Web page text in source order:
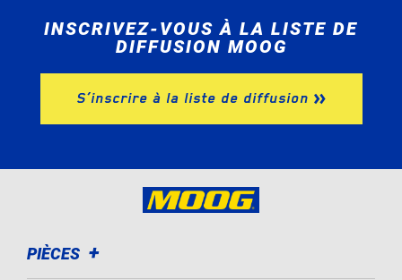
INSCRIVEZ-VOUS À LA LISTE DE
DIFFUSION MOOG
S’inscrire à la liste de diffusion
PIÈCES